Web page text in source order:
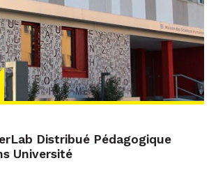
Distribué Pédagogique
Université